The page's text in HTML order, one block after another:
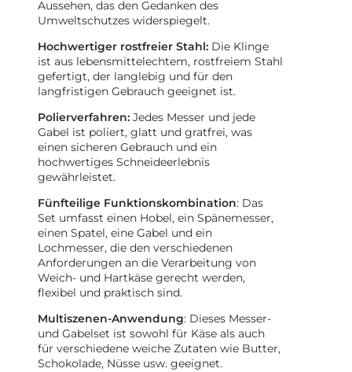
Aussehen, das den Gedanken des
Umweltschutzes widerspiegelt.
Hochwertiger rostfreier Stahl: Die Klinge
ist aus lebensmittelechtem, rostfreiem Stahl
gefertigt, der langlebig und für den
langfristigen Gebrauch geeignet ist.
Polierverfahren: Jedes Messer und jede
Gabel ist poliert, glatt und gratfrei, was
einen sicheren Gebrauch und ein
hochwertiges Schneideerlebnis
gewährleistet.
Fünfteilige Funktionskombination: Das
Set umfasst einen Hobel, ein Spänemesser,
einen Spatel, eine Gabel und ein
Lochmesser, die den verschiedenen
Anforderungen an die Verarbeitung von
Weich- und Hartkäse gerecht werden,
flexibel und praktisch sind.
Multiszenen-Anwendung: Dieses Messer-
und Gabelset ist sowohl für Käse als auch
für verschiedene weiche Zutaten wie Butter,
Schokolade, Nüsse usw. geeignet.